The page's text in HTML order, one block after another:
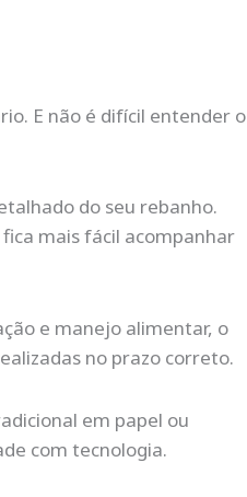
E não é difícil entender o
do seu rebanho.
mais fácil acompanhar
e manejo alimentar, o
no prazo correto.
em papel ou
com tecnologia.